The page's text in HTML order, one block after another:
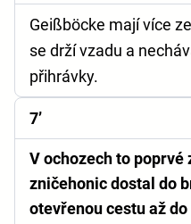
Geißböcke mají více
se drží vzadu a
přihrávky.
7’
V ochozech to poprvé
zničehonic dostal do
otevřenou cestu až